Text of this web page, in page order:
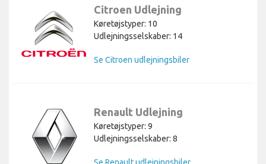
Citroen Udlejning
Køretøjstyper: 10
Udlejningsselskaber: 14
Se Citroen udlejningsbiler
Renault Udlejning
Køretøjstyper: 9
Udlejningsselskaber: 8
Se Renault udlejningsbiler